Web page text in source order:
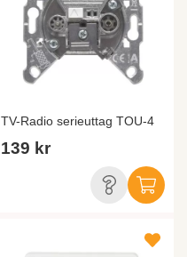
TV-Radio serieuttag TOU-4
139 kr